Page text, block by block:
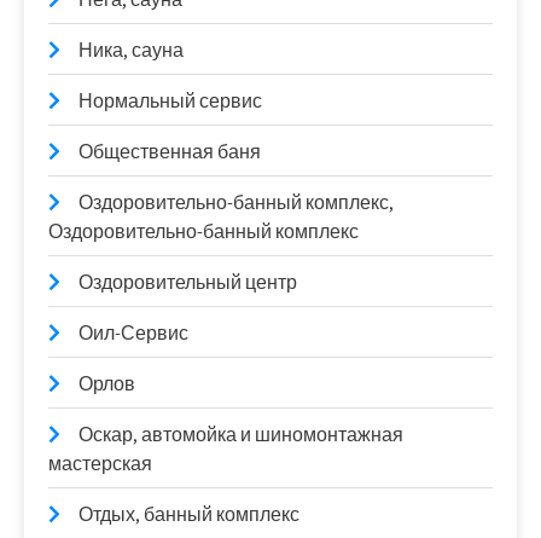
Ника, сауна
Нормальный сервис
Общественная баня
Оздоровительно-банный комплекс,
Оздоровительно-банный комплекс
Оздоровительный центр
Оил-Сервис
Орлов
Оскар, автомойка и шиномонтажная
мастерская
Отдых, банный комплекс